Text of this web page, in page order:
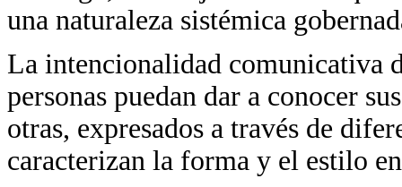
una naturaleza sistémica
La intencionalidad comunicativa
personas puedan dar a conocer
otras, expresados a través de
caracterizan la forma y el estilo